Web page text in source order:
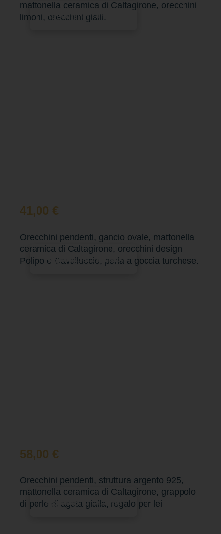
mattonella ceramica di Caltagirone, orecchini
limoni, orecchini gialli.
Aggiungi al carrello
41,00 €
Orecchini pendenti, gancio ovale, mattonella
ceramica di Caltagirone, orecchini design
Polipo e Cavalluccio, perla a goccia turchese.
Aggiungi al carrello
58,00 €
Orecchini pendenti, struttura argento 925,
mattonella ceramica di Caltagirone, grappolo
di perle di agata gialla, regalo per lei
Aggiungi al carrello